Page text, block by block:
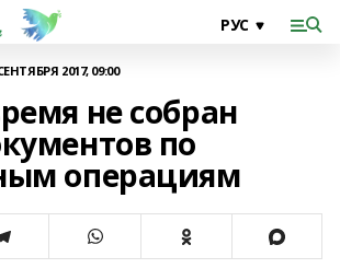
2017, 09:00
не собран
по
операциям